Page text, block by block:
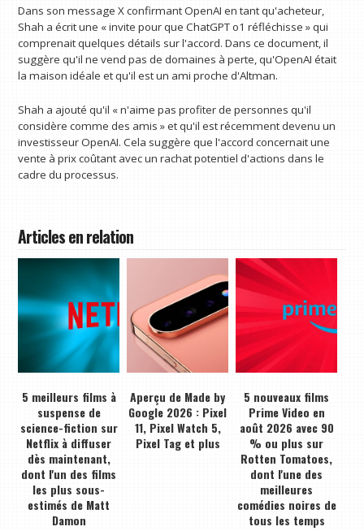
Dans son message X confirmant OpenAI en tant qu'acheteur,
Shah a écrit une « invite pour que ChatGPT o1 réfléchisse » qui
comprenait quelques détails sur l'accord. Dans ce document, il
suggère qu'il ne vend pas de domaines à perte, qu'OpenAI était
la maison idéale et qu'il est un ami proche d'Altman.
Shah a ajouté qu'il « n'aime pas profiter de personnes qu'il
considère comme des amis » et qu'il est récemment devenu un
investisseur OpenAI. Cela suggère que l'accord concernait une
vente à prix coûtant avec un rachat potentiel d'actions dans le
cadre du processus.
Articles en relation
5 meilleurs films à
suspense de
science-fiction sur
Netflix à diffuser
dès maintenant,
dont l'un des films
les plus sous-
estimés de Matt
Damon
Aperçu de Made by
Google 2026 : Pixel
11, Pixel Watch 5,
Pixel Tag et plus
5 nouveaux films
Prime Video en
août 2026 avec 90
% ou plus sur
Rotten Tomatoes,
dont l'une des
meilleures
comédies noires de
tous les temps